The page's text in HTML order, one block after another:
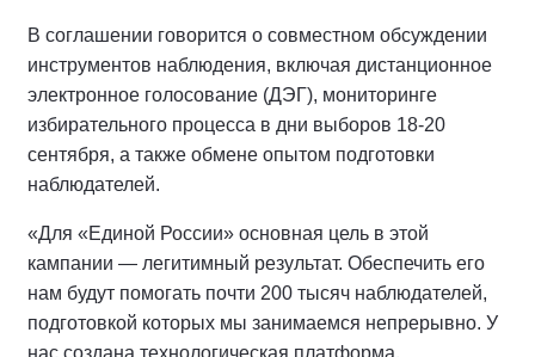
В соглашении говорится о совместном обсуждении
инструментов наблюдения, включая дистанционное
электронное голосование (ДЭГ), мониторинге
избирательного процесса в дни выборов 18-20
сентября, а также обмене опытом подготовки
наблюдателей.
«Для «Единой России» основная цель в этой
кампании — легитимный результат. Обеспечить его
нам будут помогать почти 200 тысяч наблюдателей,
подготовкой которых мы занимаемся непрерывно. У
нас создана технологическая платформа,